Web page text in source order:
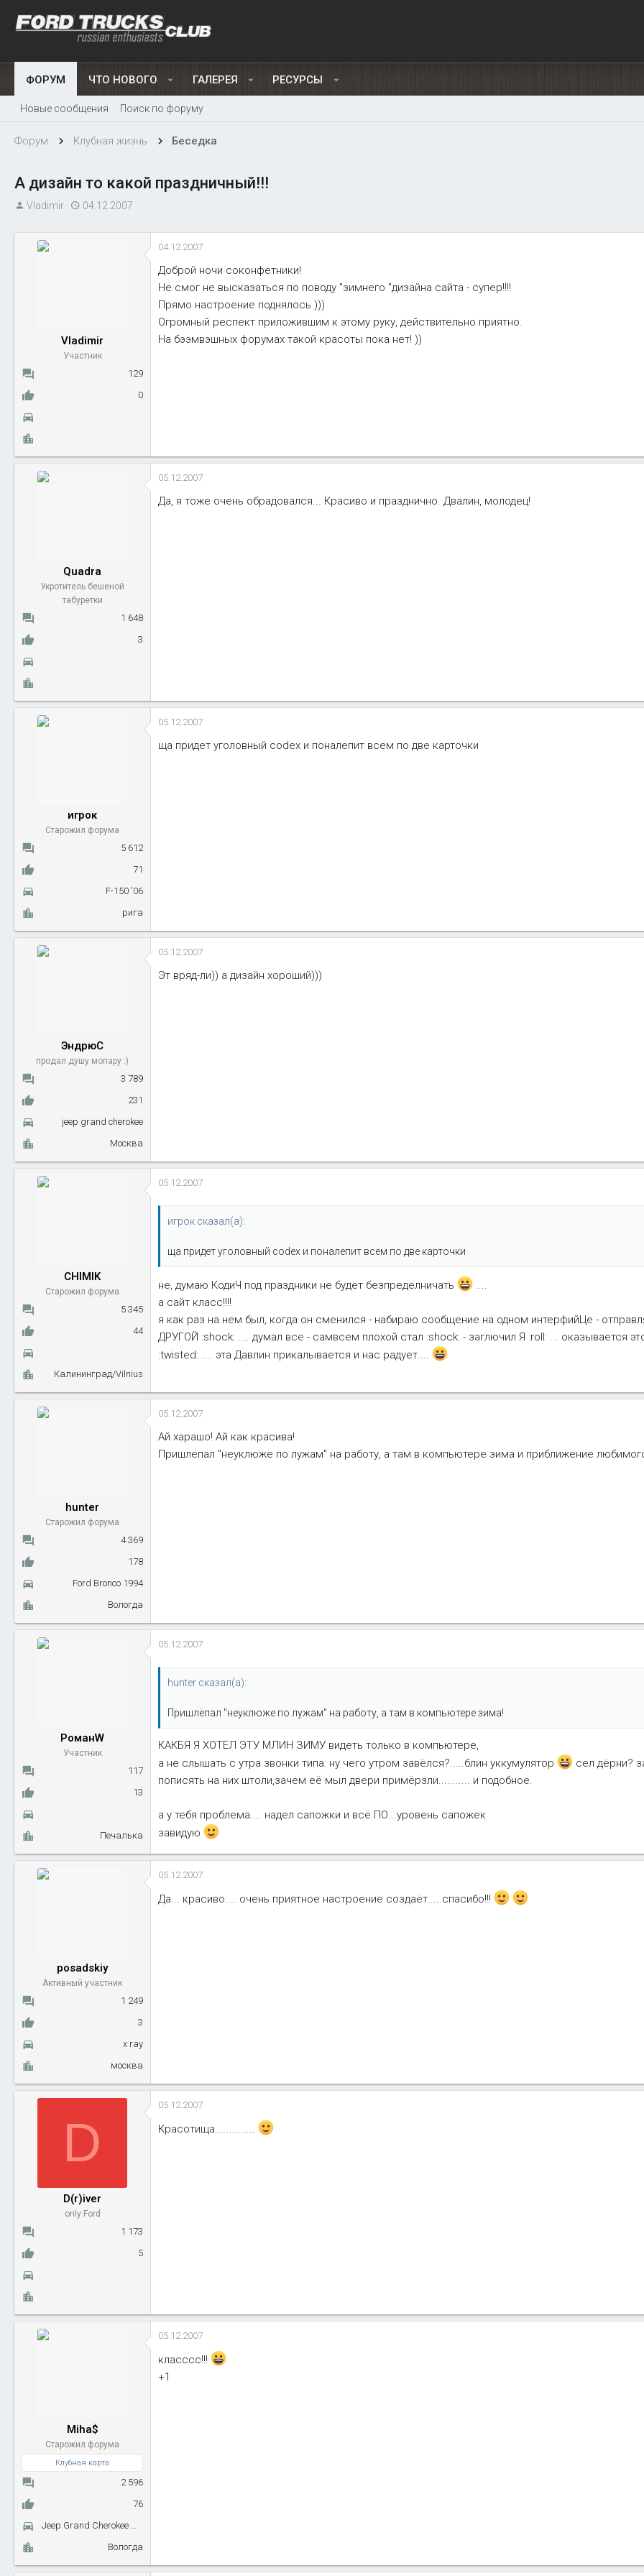
ФОРУМ ЧТО НОВОГО ГАЛЕРЕЯ РЕСУРСЫ
Новые сообщения Поиск по форуму
Форум Клубная жизнь Беседка
А дизайн то какой праздничный!!!
А
т
Vladimir
Д
т
а
04.12.2007
Vladimir
Участник
129
0
04.12.2007
Доброй ночи соконфетники!
Не смог не высказаться по поводу "зимнего "дизайна сайта - супер!!!!
Прямо настроение поднялось )))
Огромный респект приложившим к этому руку, действительно приятно.
На бээмвэшных форумах такой красоты пока нет! ))
Quadra
Укротитель бешеной
табуретки
1 648
3
05.12.2007
Да, я тоже очень обрадовался... Красиво и празднично. Двалин, молодец!
игрок
Старожил форума
5 612
71
F-150 '06
рига
05.12.2007
ща придет уголовный codex и поналепит всем по две карточки
ЭндрюС
продал душу мопару :)
3 789
231
jeep grand cherokee
Москва
05.12.2007
Эт вряд-ли)) а дизайн хороший)))
CHIMIK
Старожил форума
5 345
44
Калининград/Vilnius
05.12.2007
игрок сказал(а):
ща придет уголовный codex и поналепит всем по две карточки
не, думаю КодиЧ под праздники не будет безпределничать
....
а сайт класс!!!!
я как раз на нем был, когда он сменился - набираю сообщение на одном интерфийЦе -
ДРУГОЙ :shock: .... думал все - самвсем плохой стал :shock: - заглючил Я :roll: ... оказывается
:twisted: .... эта Давлин прикалывается и нас радует....
hunter
Старожил форума
4 369
178
Ford Bronco 1994
Вологда
05.12.2007
Ай харашо! Ай как красива!
Пришлёпал "неуклюже по лужам" на работу, а там в компьютере зима и приближение
РоманW
Участник
117
13
Печалька
05.12.2007
hunter сказал(а):
Пришлёпал "неуклюже по лужам" на работу, а там в компьютере зима!
КАКБЯ Я ХОТЕЛ ЭТУ МЛИН ЗИМУ видеть только в компьютере,
а не слышать с утра звонки типа: ну чего утром завёлся?.....блин уккумулятор
сел дёрни?
пописять на них штоли,зачем её мыл двери примёрзли........... и подобное.
а у тебя проблема.... надел сапожки и всё ПО...уровень сапожек
завидую
posadskiy
Активный участник
1 249
3
x ray
москва
05.12.2007
Да... красиво.... очень приятное настроение создаёт.....спасибо!!!
D
D(r)iver
only Ford
1 173
5
05.12.2007
Красотища..............
Miha$
Старожил форума
Клубная карта
2 596
76
Вологда
05.12.2007
класссс!!!
+1